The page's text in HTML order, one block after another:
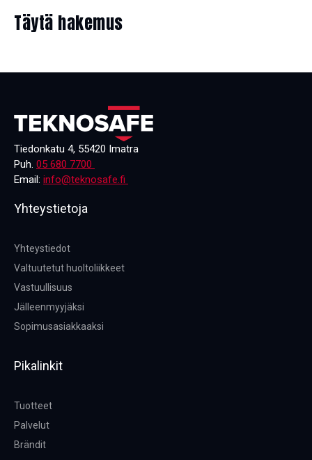
Täytä hakemus
Tiedonkatu 4, 55420 Imatra
Puh. 05 680 7700
Email: info@teknosafe.fi
Yhteystietoja
Yhteystiedot
Valtuutetut huoltoliikkeet
Vastuullisuus
Jälleenmyyjäksi
Sopimusasiakkaaksi
Pikalinkit
Tuotteet
Palvelut
Brändit